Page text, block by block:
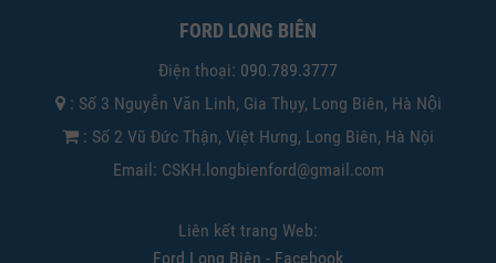
FORD LONG BIÊN
Điện thoại: 090.789.3777
: Số 3 Nguyễn Văn Linh, Gia Thụy, Long Biên, Hà Nội
: Số 2 Vũ Đức Thận, Việt Hưng, Long Biên, Hà Nội
Email: CSKH.longbienford@gmail.com
Liên kết trang Web:
Ford Long Biên - Facebook